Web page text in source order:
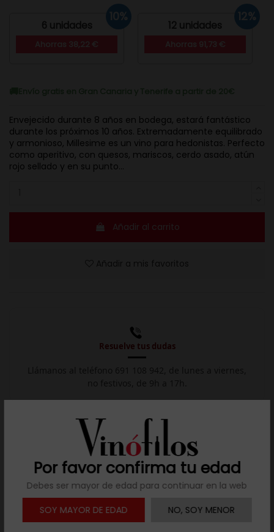
Por favor confirma tu edad
Debes ser mayor de edad para continuar en la web
SOY MAYOR DE EDAD
NO, SOY MENOR
6 unidades
10%
12 unidades
12%
Envejecido durante 8 años en bodega, estará fantástico
durante los próximos 10 años. Extremadamente equilibrado
y armonioso, Millesime es un vino para hedonistas. Perfecto
como aperitivo, con quesos, mariscos, cerdo asado, atún
rojo sellado y en su punto...
Añadir al carrito
Resuelve tus dudas

Descripción
Aroma sutil, entre los cítricos maduros y las frutas frescas.
En concreto el melocotón. Encontramos también fruta roja